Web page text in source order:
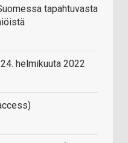
tapahtuvasta
helmikuuta 2022